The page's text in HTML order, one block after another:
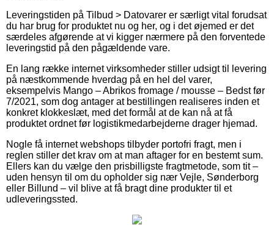
Leveringstiden på Tilbud > Datovarer er særligt vital forudsat
du har brug for produktet nu og her, og i det øjemed er det
særdeles afgørende at vi kigger nærmere på den forventede
leveringstid på den pågældende vare.
En lang række internet virksomheder stiller udsigt til levering
på næstkommende hverdag på en hel del varer,
eksempelvis Mango – Abrikos fromage / mousse – Bedst før
7/2021, som dog antager at bestillingen realiseres inden et
konkret klokkeslæt, med det formål at de kan nå at få
produktet ordnet før logistikmedarbejderne drager hjemad.
Nogle få internet webshops tilbyder portofri fragt, men i
reglen stiller det krav om at man aftager for en bestemt sum.
Ellers kan du vælge den prisbilligste fragtmetode, som tit –
uden hensyn til om du opholder sig nær Vejle, Sønderborg
eller Billund – vil blive at få bragt dine produkter til et
udleveringssted.